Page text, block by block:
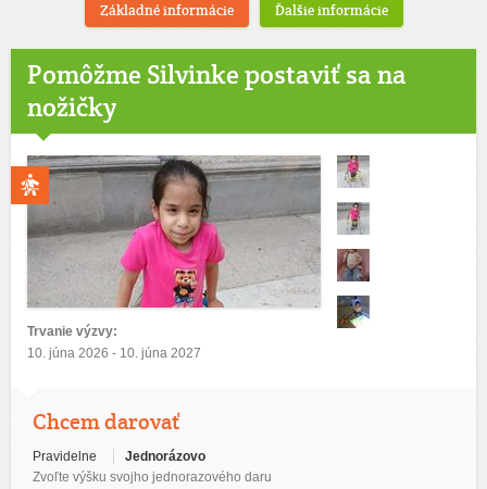
Základné informácie Ďalšie informácie
Pomôžme Silvinke postaviť sa na
nožičky
Trvanie výzvy:
10. júna 2026 - 10. júna 2027
Chcem darovať
Pravidelne
Jednorázovo
Zvoľte výšku svojho jednorazového daru